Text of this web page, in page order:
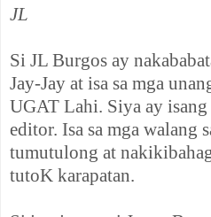
JL
Si JL Burgos ay
Jay-Jay at isa sa mga
UGAT Lahi. Siya ay
editor. Isa sa mga walang
tumutulong at
tutoK karapatan.